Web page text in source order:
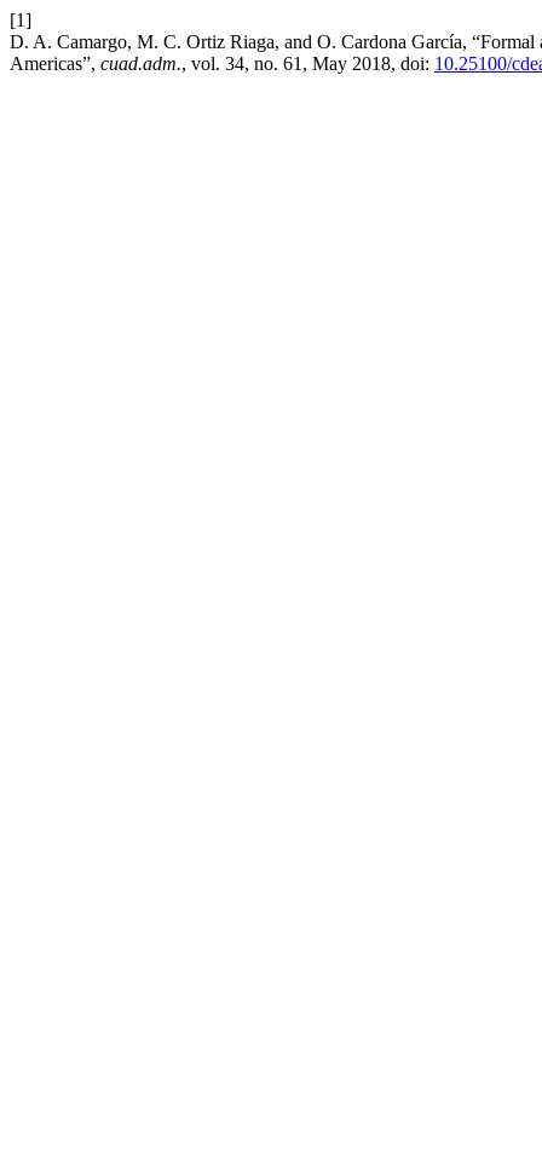
[1]
D. A. Camargo, M. C. Ortiz Riaga, and O. Cardona García,
Americas”, cuad.adm., vol. 34, no. 61, May 2018, doi: 10.25100/